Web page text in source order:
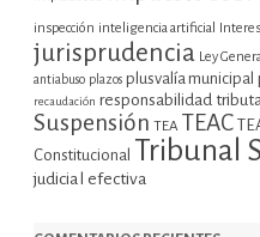
inspección inteligencia artificial
jurisprudencia Ley
antiabuso plazos plusvalía municipal
recaudación responsabilidad
Suspensión TEA TEAC
Constitucional Tribunal
judicial efectiva